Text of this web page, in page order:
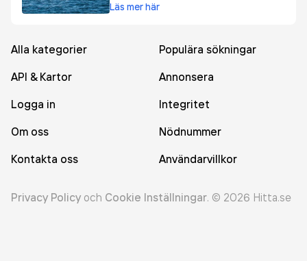
Läs mer här
Alla kategorier
Populära sökningar
API & Kartor
Annonsera
Logga in
Integritet
Om oss
Nödnummer
Kontakta oss
Användarvillkor
Privacy Policy och Cookie Inställningar. © 2026 Hitta.se